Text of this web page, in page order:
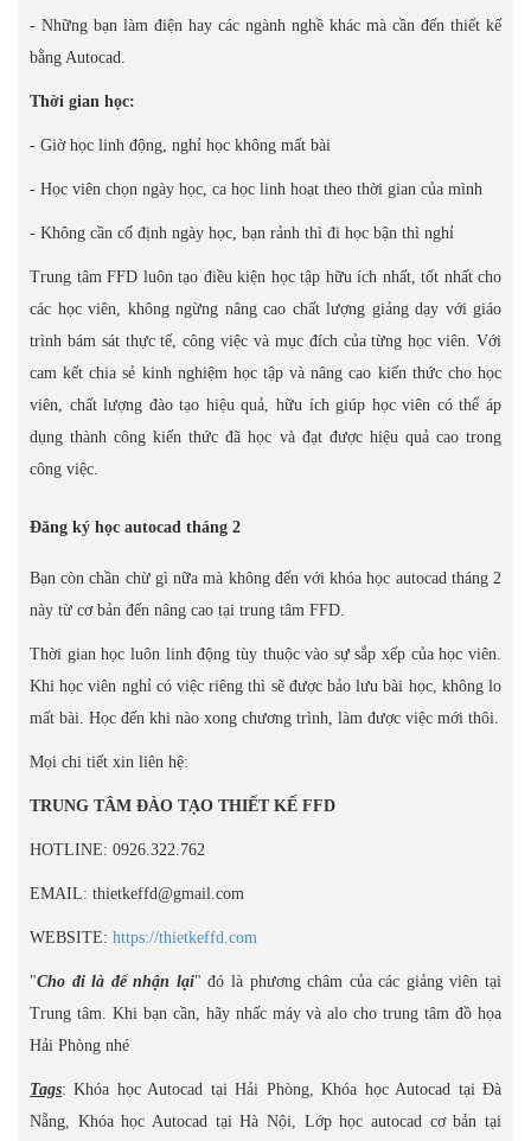
- Những bạn làm điện hay các ngành nghề khác mà cần đến thiết kế
bằng Autocad.
Thời gian học:
- Giờ học linh động, nghỉ học không mất bài
- Học viên chọn ngày học, ca học linh hoạt theo thời gian của mình
- Không cần cố định ngày học, bạn rảnh thì đi học bận thì nghỉ
Trung tâm FFD luôn tạo điều kiện học tập hữu ích nhất, tốt nhất cho
các học viên, không ngừng nâng cao chất lượng giảng dạy với giáo
trình bám sát thực tế, công việc và mục đích của từng học viên. Với
cam kết chia sẻ kinh nghiệm học tập và nâng cao kiến thức cho học
viên, chất lượng đào tạo hiệu quả, hữu ích giúp học viên có thể áp
dụng thành công kiến thức đã học và đạt được hiệu quả cao trong
công việc.
Đăng ký học autocad tháng 2
Bạn còn chần chừ gì nữa mà không đến với khóa học autocad tháng 2
này từ cơ bản đến nâng cao tại trung tâm FFD.
Thời gian học luôn linh động tùy thuộc vào sự sắp xếp của học viên.
Khi học viên nghỉ có việc riêng thì sẽ được bảo lưu bài học, không lo
mất bài. Học đến khi nào xong chương trình, làm được việc mới thôi.
Mọi chi tiết xin liên hệ:
TRUNG TÂM ĐÀO TẠO THIẾT KẾ FFD
HOTLINE: 0926.322.762
EMAIL: thietkeffd@gmail.com
WEBSITE: https://thietkeffd.com
"Cho đi là để nhận lại" đó là phương châm của các giảng viên tại
Trung tâm. Khi bạn cần, hãy nhấc máy và alo cho trung tâm đồ họa
Hải Phòng nhé
Tags: Khóa học Autocad tại Hải Phòng, Khóa học Autocad tại Đà
Nẵng, Khóa học Autocad tại Hà Nội, Lớp học autocad cơ bản tại